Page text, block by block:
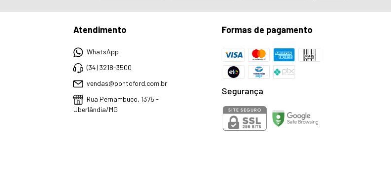
Atendimento
WhatsApp
(34) 3218-3500
vendas@pontoford.com.br
Rua Pernambuco, 1375 -
Uberlândia/MG
Formas de pagamento
Segurança